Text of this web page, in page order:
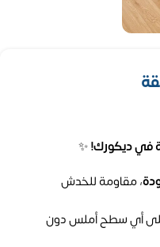
في ديكورك!✨
، مقاومة للخدش
أي سطح أملس دون